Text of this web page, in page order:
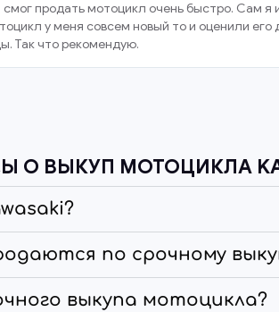
продать мотоцикл очень быстро. Сам я
у меня совсем новый то и оценили
Так что рекомендую.
О ВЫКУП МОТОЦИКЛА
по срочному
выкупа мотоцикла?